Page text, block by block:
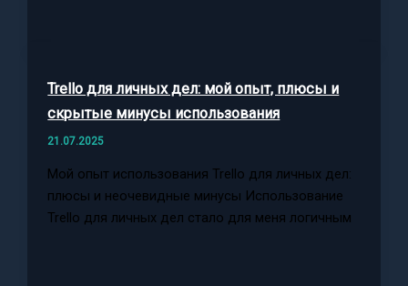
Trello для личных дел: мой опыт, плюсы и
скрытые минусы использования
21.07.2025
Мой опыт использования Trello для личных дел:
плюсы и неочевидные минусы Использование
Trello для личных дел стало для меня логичным